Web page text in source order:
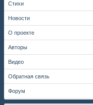
Стихи
Новости
О проекте
Авторы
Видео
Обратная связь
Форум